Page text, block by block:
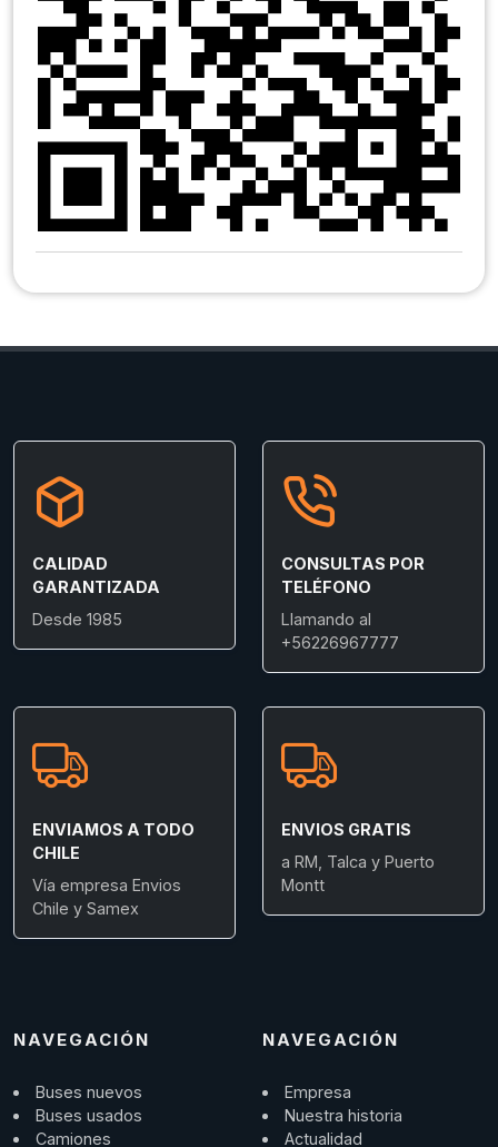
CALIDAD
GARANTIZADA
Desde 1985
CONSULTAS POR
TELÉFONO
Llamando al
+56226967777
ENVIAMOS A TODO
CHILE
Vía empresa Envios
Chile y Samex
ENVIOS GRATIS
a RM, Talca y Puerto
Montt
NAVEGACIÓN
Buses nuevos
Buses usados
Camiones
NAVEGACIÓN
Empresa
Nuestra historia
Actualidad